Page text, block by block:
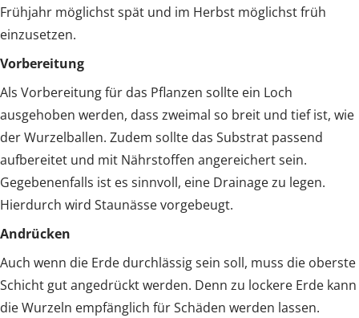
Frühjahr möglichst spät und im Herbst möglichst früh
einzusetzen.
Vorbereitung
Als Vorbereitung für das Pflanzen sollte ein Loch
ausgehoben werden, dass zweimal so breit und tief ist, wie
der Wurzelballen. Zudem sollte das Substrat passend
aufbereitet und mit Nährstoffen angereichert sein.
Gegebenenfalls ist es sinnvoll, eine Drainage zu legen.
Hierdurch wird Staunässe vorgebeugt.
Andrücken
Auch wenn die Erde durchlässig sein soll, muss die oberste
Schicht gut angedrückt werden. Denn zu lockere Erde kann
die Wurzeln empfänglich für Schäden werden lassen.